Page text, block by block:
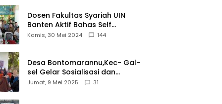
Dosen Fakultas Syariah UIN
Banten Aktif Bahas Self
Declare Halal dalam Forum
Kamis, 30 Mei 2024 144
Desa Bontomarannu,Kec- Gal-
sel Gelar Sosialisasi dan
Bimtek Pemutakhiran Data ID
Jumat, 9 Mei 2025 31